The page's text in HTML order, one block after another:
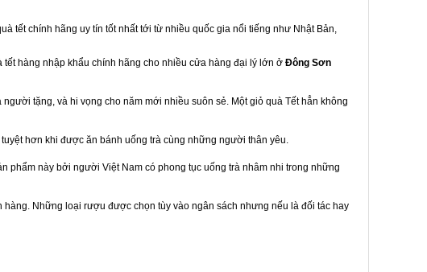
tết chính hãng uy tín tốt nhất tới từ nhiều quốc gia nổi tiếng như Nhật Bản,
hàng nhập khẩu chính hãng cho nhiều cửa hàng đại lý lớn ở Đông Sơn
tặng, và hi vọng cho năm mới nhiều suôn sẻ. Một giỏ quà Tết hẳn không
hơn khi được ăn bánh uống trà cùng những người thân yêu.
phẩm này bởi người Việt Nam có phong tục uống trà nhâm nhi trong những
Những loại rượu được chọn tùy vào ngân sách nhưng nếu là đối tác hay